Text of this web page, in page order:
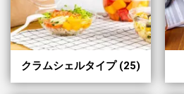
クラムシェルタイプ (25)